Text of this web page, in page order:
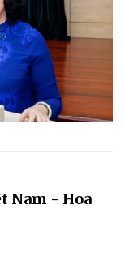
Nam - Hoa